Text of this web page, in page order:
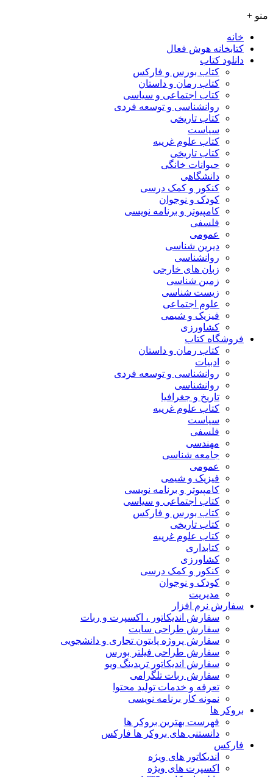
منو +
خانه
کتابخانه هوش فعال
دانلود کتاب
کتاب بورس و فارکس
کتاب رمان و داستان
کتاب اجتماعی و سیاسی
روانشناسی و توسعه فردی
کتاب تاریخی
سیاست
کتاب علوم غریبه
کتاب تاریخی
حیوانات خانگی
دانشگاهی
کنکور و کمک‌ درسی
کودک و نوجوان
کامپیوتر و برنامه نویسی
فلسفی
عمومی
دیرین شناسی
روانشناسی
زبان های خارجی
زمین شناسی
زیست شناسی
علوم اجتماعی
فیزیک و شیمی
کشاورزی
فروشگاه کتاب
کتاب رمان و داستان
ادبیات
روانشناسی و توسعه فردی
روانشناسی
تاریخ و جغرافیا
کتاب علوم غریبه
سیاست
فلسفی
مهندسی
جامعه شناسی
عمومی
فیزیک و شیمی
کامپیوتر و برنامه نویسی
کتاب اجتماعی و سیاسی
کتاب بورس و فارکس
کتاب تاریخی
کتاب علوم غریبه
کتابداری
کشاورزی
کنکور و کمک‌ درسی
کودک و نوجوان
مدیریت
سفارش نرم افزار
سفارش اندیکاتور ، اکسپرت و ربات
سفارش طراحی سایت
سفارش پروژه پایتون تجاری و دانشجویی
سفارش طراحی فیلتر بورس
سفارش اندیکاتور تریدینگ ویو
سفارش ربات تلگرامی
تعرفه و خدمات تولید محتوا
نمونه کار برنامه نویسی
بروکر ها
فهرست بهترین بروکر ها
دانستنی های بروکر ها فارکس
فارکس
اندیکاتور های ویژه
اکسپرت های ویژه